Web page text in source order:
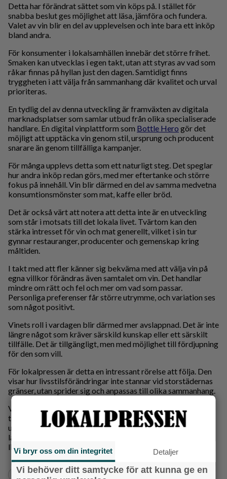
Detta har förändrat sättet som vin köps på. I stället för
snabba beslut ges möjlighet att läsa, jämföra och fundera.
Valet av vin blir en del av upplevelsen och inte bara ett inköp
bland andra.
För konsumenter i lokalsamhällen innebär det större frihet.
Smaken kan utvecklas i egen takt, utan att styras av vad som
råkar finnas på hyllan just den dagen. Samtidigt finns
tryggheten i att välja från sammanhang där kvalitet och urval
prioriteras.
En tydlig del av denna utveckling är framväxten av digitala
marknadsplatser som samlar utbud från olika specialiserade
handlare. En digital vinplattform som Bottle Hero gör det
möjligt att upptäcka vin genom stil, ursprung och producent
snarare än genom tillfälliga kampanjer.
För många upplevs detta som ett naturligt steg. Det speglar
hur andra inköp redan görs, med mer eftertanke och större
fokus på innehåll. Vin blir därmed en del av samma medvetna
konsumtionsmönster som mat, kaffe eller bröd.
Det är också värt att notera att detta inte är en utveckling
som står i motsats till det lokala livet. Tvärtom kan den
stärka intresset för vin och mat generellt, vilket i sin tur
gynnar restauranger, producenter och gemenskap kring
måltiden.
I takt med att fler känner sig bekväma med att välja vin på
egna villkor förändras även samtalet om vin. Det handlar
mindre om rätt och fel och mer om vad som passar.
Personliga preferenser får större utrymme, och variation ses
som något positivt.
Vinets roll i vardagen blir därmed mer avslappnad. Det är inte
längre något som kräver särskild kunskap eller ett särskilt
tillfälle. Det är tillgängligt, men med möjlighet till fördjupning
för den som vill.
För lokalpressen är detta en intressant rörelse att följa. Den
visar hur livsstilsförändringar inte stannar vid storstädernas
gränser, utan sprider sig och anpassas till olika sammanhang.
Vinvanor förändras inte över en natt. De formas av vardag,
tillgång och nyfikenhet. Just därför är utvecklingen värd att
uppmärksamma. Den säger något om hur människor i hela
landet förhåller sig till kvalitet, valfrihet och njutning i det
lilla.
Ekonomi + Näringsliv +
Vi bryr oss om din integritet Detaljer
Vi behöver ditt samtycke för att kunna ge en